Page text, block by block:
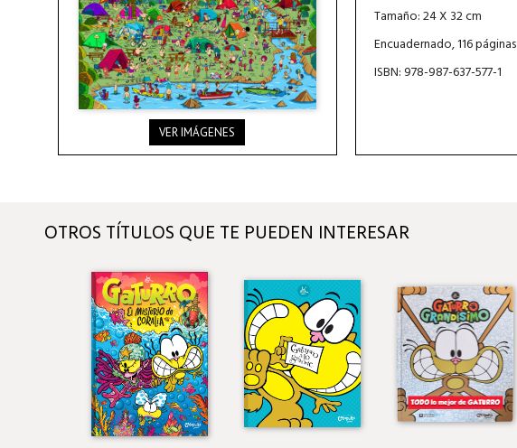
VER IMÁGENES
Tamaño: 24 X 32 cm
Encuadernado, 116 páginas
ISBN: 978-987-637-577-1
OTROS TÍTULOS QUE TE PUEDEN INTERESAR